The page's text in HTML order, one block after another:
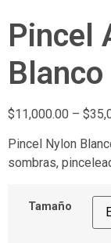
Pincel
$11,000.00 – $
Pincel Nylon
sombras,
Tamaño